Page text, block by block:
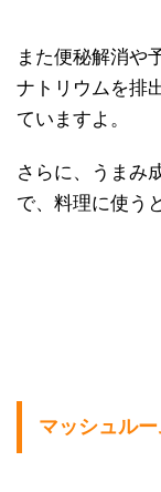
また便秘解消や
ナトリウムを排
ていますよ。
さらに、うまみ
で、料理に使う
マッシュル